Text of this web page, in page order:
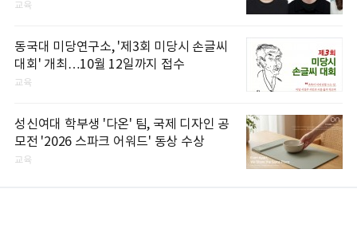
교육
동국대 미당연구소, '제3회 미당시 손글씨
대회' 개최…10월 12일까지 접수
교육
성신여대 학부생 '다온' 팀, 국제 디자인 공
모전 '2026 스파크 어워드' 동상 수상
교육